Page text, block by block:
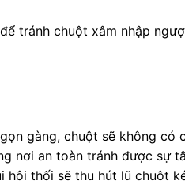
tránh chuột xâm nhập
gàng, chuột sẽ không có
nơi an toàn tránh được sự
thối sẽ thu hút lũ chuột